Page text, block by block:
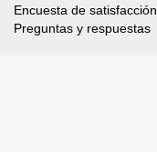
Encuesta de satisfacción
Preguntas y respuestas